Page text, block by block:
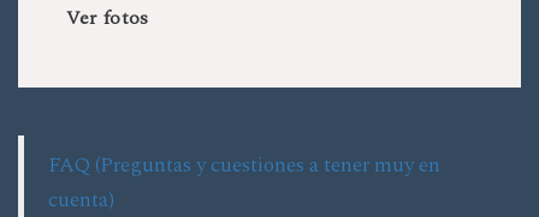
Ver fotos
FAQ (Preguntas y cuestiones a tener muy en
cuenta)